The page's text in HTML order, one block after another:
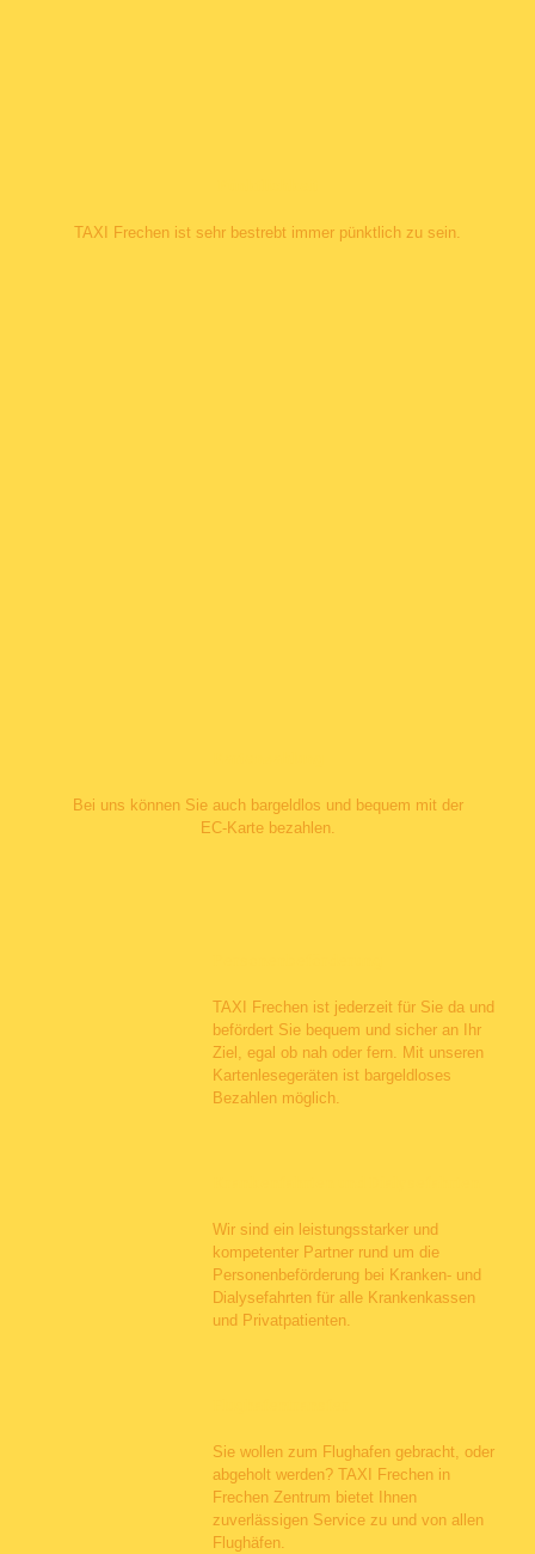
TAXI Frechen ist sehr bestrebt immer pünktlich zu sein.
Bei uns können Sie auch bargeldlos und bequem mit der
EC-Karte bezahlen.
TAXI Frechen ist jederzeit für Sie da und
befördert Sie bequem und sicher an Ihr
Ziel, egal ob nah oder fern. Mit unseren
Kartenlesegeräten ist bargeldloses
Bezahlen möglich.
Wir sind ein leistungsstarker und
kompetenter Partner rund um die
Personenbeförderung bei Kranken- und
Dialysefahrten für alle Krankenkassen
und Privatpatienten.
Sie wollen zum Flughafen gebracht, oder
abgeholt werden? TAXI Frechen in
Frechen Zentrum bietet Ihnen
zuverlässigen Service zu und von allen
Flughäfen.